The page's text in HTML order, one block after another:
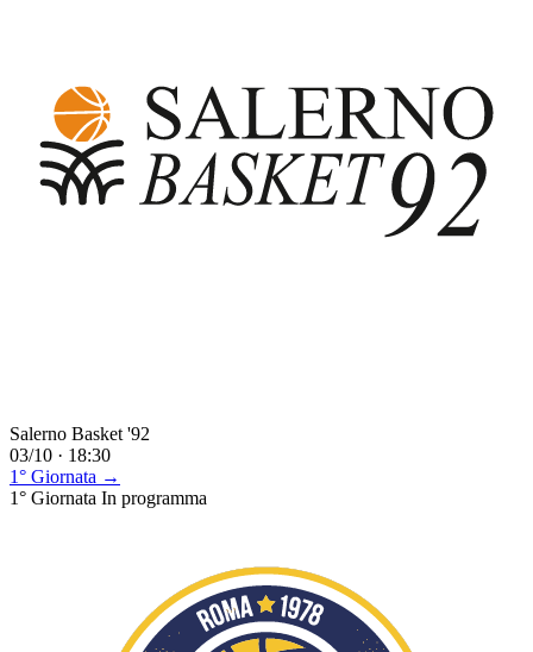
Salerno Basket '92
03/10 · 18:30
1° Giornata →
1° Giornata In programma